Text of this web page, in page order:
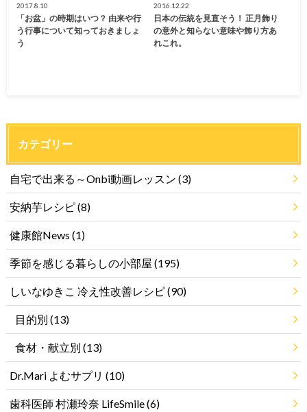
2017.8.10
「お盆」の時期はいつ？ 由来や行
う行事について知っておきましょ
う
2016.12.22
日本の伝統を見直そう！ 正月飾り
の意外と知らない意味や飾り方あ
れこれ。
カテゴリー
自宅で出来る～Onbi動画レッスン (3)
安納芋レシピ(8)
健康館News (1)
季節を感じる暮らしの小部屋 (195)
しいなゆきこ 冷え性改善レシピ(90)
目的別 (13)
食材・献立別 (13)
Dr.Mari よむサプリ (10)
歯科医師 村瀬玲奈 LifeSmile(6)